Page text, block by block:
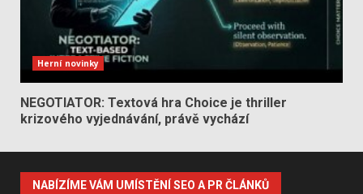
Herní novinky
NEGOTIATOR: Textová hra Choice je thriller
krizového vyjednávání, právě vychází
NABÍZÍME VÁM UMÍSTĚNÍ SEO A PR ČLÁNKŮ